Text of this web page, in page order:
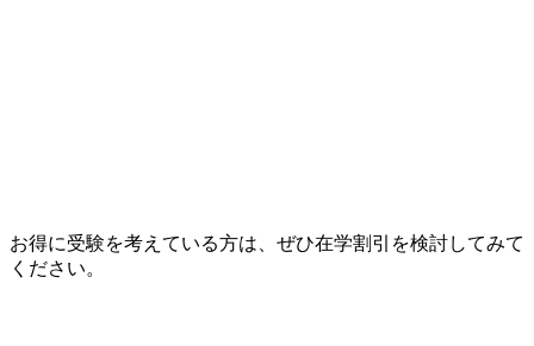
お得に受験を考えている方は、ぜひ在学割引を検討してみて
ください。